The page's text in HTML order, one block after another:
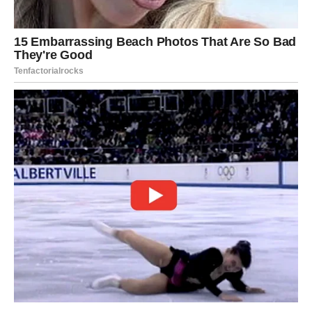
se život razvija baš onako kako treba.
Zato prihvatite promjene koje dolaze.
Otvorite srce za nove prilike.
Vjerujte sebi i svojim osjećajima.
Jer naredni period ima potencijal da postane jedno od
najljepših poglavlja vaše godine.
A kada se budete osvrtale na ove dane, mogli biste
shvatiti da je upravo tada počelo vrijeme u kojem su
ljubav, uspjeh i sreća konačno stigli zajedno.